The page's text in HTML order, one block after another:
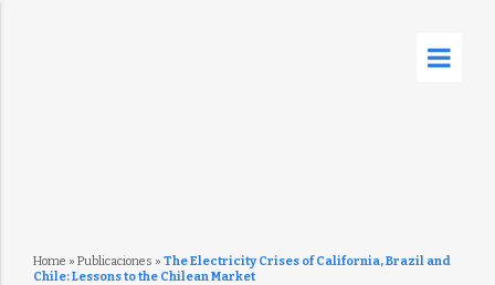
Home » Publicaciones » The Electricity Crises of California, Brazil and
Chile: Lessons to the Chilean Market